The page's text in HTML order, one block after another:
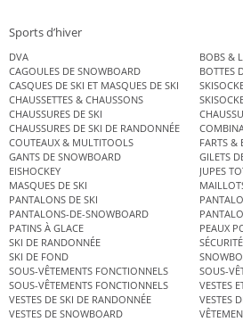
Sports d’hiver
DVA
BOBS &
CAGOULES DE SNOWBOARD
BOTTES
CASQUES DE SKI ET MASQUES DE SKI
CHAUSSETTES & CHAUSSONS
CHAUSSURES DE SKI
CHAUSSURES DE SKI DE RANDONNÉE
COUTEAUX & MULTITOOLS
FARTS &
GANTS DE SNOWBOARD
GILETS
EISHOCKEY
JUPES
MASQUES DE SKI
PANTALONS DE SKI
PANTALONS-DE-SNOWBOARD
PATINS À GLACE
PEAUX
SKI DE RANDONNÉE
SKI DE FOND
SOUS-VÊTEMENTS FONCTIONNELS
SOUS-
SOUS-VÊTEMENTS FONCTIONNELS
VESTES
VESTES DE SKI DE RANDONNÉE
VESTES
VESTES DE SNOWBOARD